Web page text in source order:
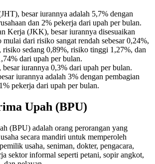
besar iurannya adalah 5,7% dengan
dan 2% pekerja dari upah per bulan.
Kerja (JKK), besar iurannya disesuaikan
dari risiko sangat rendah sebesar 0,24%,
risiko sedang 0,89%, risiko tinggi 1,27%, dan
dari upah per bulan.
besar iurannya 0,3% dari upah per bulan.
iurannya adalah 3% dengan pembagian
pekerja dari upah per bulan.
Upah (BPU)
(BPU) adalah orang perorangan yang
secara mandiri untuk memperoleh
usaha, seniman, dokter, pengacara,
sektor informal seperti petani, sopir angkot,